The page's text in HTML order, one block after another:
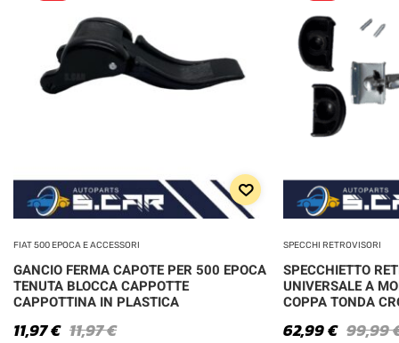
FIAT 500 EPOCA E ACCESSORI
GANCIO FERMA CAPOTE PER 500 EPOCA
TENUTA BLOCCA CAPPOTTE
CAPPOTTINA IN PLASTICA
11,97€
11,97€
SPECCHI RETROVISORI
SPECCHIETTO
UNIVERSALE A
COPPA TONDA
99,99
62,99€